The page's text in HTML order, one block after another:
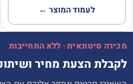
לעמוד המוצר ←
מכירה סיטונאית · ללא התחייבות
לקבלת הצעת מחיר